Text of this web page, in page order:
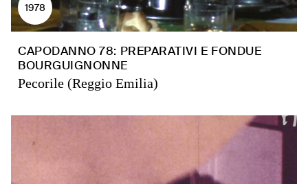
1978
CAPODANNO 78: PREPARATIVI E FONDUE
BOURGUIGNONNE
Pecorile (Reggio Emilia)